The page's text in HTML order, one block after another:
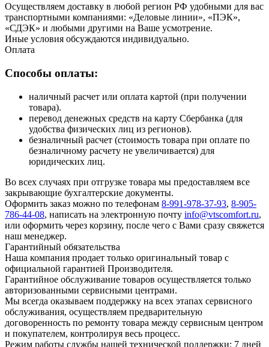
Осуществляем доставку в любой регион РФ удобными для вас
транспортными компаниями: «Деловые линии», «ПЭК»,
«СДЭК» и любыми другими на Ваше усмотрение.
Иные условия обсуждаются индивидуально.
Оплата
Способы оплаты:
наличный расчет или оплата картой (при получении
товара).
перевод денежных средств на карту Сбербанка (для
удобства физических лиц из регионов).
безналичный расчет (стоимость товара при оплате по
безналичному расчету не увеличивается) для
юридических лиц.
Во всех случаях при отгрузке товара мы предоставляем все
закрывающие бухгалтерские документы.
Оформить заказ можно по телефонам 8-991-978-37-93, 8-905-
786-44-08, написать на электронную почту info@vtscomfort.ru,
или оформить через корзину, после чего с Вами сразу свяжется
наш менеджер.
Гарантийный обязательства
Наша компания продает только оригинальный товар с
официальной гарантией Производителя.
Гарантийное обслуживание товаров осуществляется только
авторизованными сервисными центрами.
Мы всегда оказываем поддержку на всех этапах сервисного
обслуживания, осуществляем предварительную
договоренность по ремонту товара между сервисным центром
и покупателем, контролируя весь процесс.
Режим работы службы нашей технической поддержки: 7 дней